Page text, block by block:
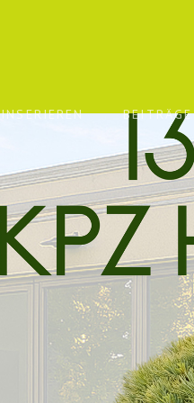
INSERIEREN BEITRÄGE